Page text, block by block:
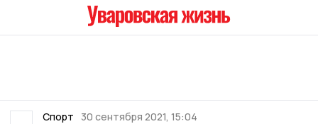
Спорт 30 сентября 2021, 15:04